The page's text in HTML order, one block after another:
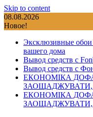
Skip to content
08.08.2026
Новое!
Эксклюзивные обои
вашего дома
Вывод средств с
Вывод средств с
ЕКОНОМІКА
ЗАОЩАДЖУВАТИ,
ЕКОНОМІКА
ЗАОЩАДЖУВАТИ,